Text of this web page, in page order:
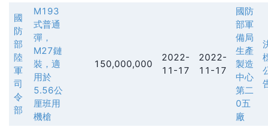
國
防
部
陸
軍
司
令
部
M193
式普通
彈，
M27鏈
裝，適
用於
5.56公
厘班用
機槍
150,000,000
2022-
11-17
2022-
11-17
國防
部軍
備局
生產
製造
中心
第二
0五
廠